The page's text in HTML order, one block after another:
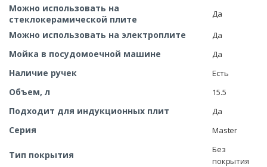
Можно использовать на
стеклокерамической плите
Да
Можно использовать на электроплите Да
Мойка в посудомоечной машине Да
Наличие ручек Есть
Объем, л 15.5
Подходит для индукционных плит Да
Серия Master
Тип покрытия
Без
покрытия